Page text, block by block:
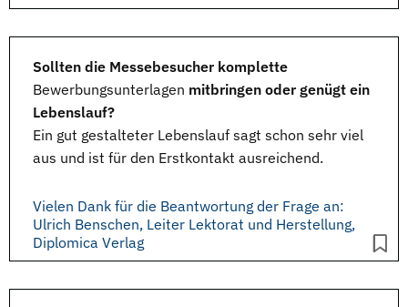
Sollten die Messebesucher komplette
Bewerbungsunterlagen mitbringen oder genügt ein
Lebenslauf?
Ein gut gestalteter Lebenslauf sagt schon sehr viel
aus und ist für den Erstkontakt ausreichend.
Vielen Dank für die Beantwortung der Frage an:
Ulrich Benschen, Leiter Lektorat und Herstellung,
Diplomica Verlag